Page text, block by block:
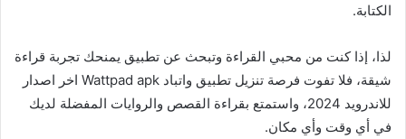
الكتابة.
لذا، إذا كنت من محبي القراءة وتبحث عن تطبيق يمنحك تجربة قراءة
شيقة، فلا تفوت فرصة تنزيل تطبيق واتباد Wattpad apk اخر اصدار
للاندرويد 2024، واستمتع بقراءة القصص والروايات المفضلة لديك
في أي وقت وأي مكان.